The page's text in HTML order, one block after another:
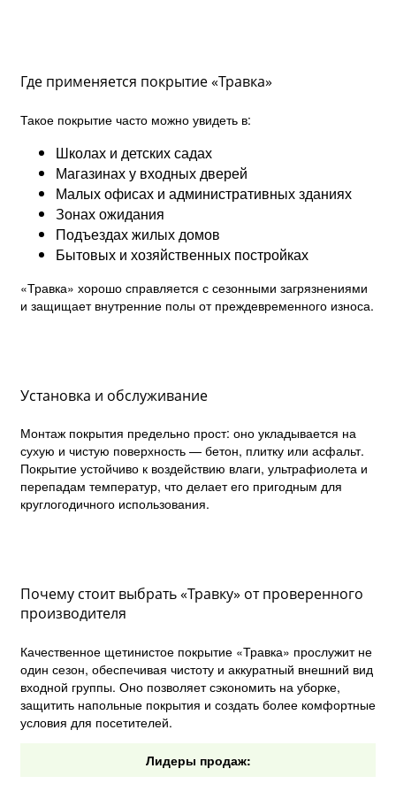
Где применяется покрытие «Травка»
Такое покрытие часто можно увидеть в:
Школах и детских садах
Магазинах у входных дверей
Малых офисах и административных зданиях
Зонах ожидания
Подъездах жилых домов
Бытовых и хозяйственных постройках
«Травка» хорошо справляется с сезонными загрязнениями
и защищает внутренние полы от преждевременного износа.
Установка и обслуживание
Монтаж покрытия предельно прост: оно укладывается на
сухую и чистую поверхность — бетон, плитку или асфальт.
Покрытие устойчиво к воздействию влаги, ультрафиолета и
перепадам температур, что делает его пригодным для
круглогодичного использования.
Почему стоит выбрать «Травку» от проверенного
производителя
Качественное щетинистое покрытие «Травка» прослужит не
один сезон, обеспечивая чистоту и аккуратный внешний вид
входной группы. Оно позволяет сэкономить на уборке,
защитить напольные покрытия и создать более комфортные
условия для посетителей.
Лидеры продаж: